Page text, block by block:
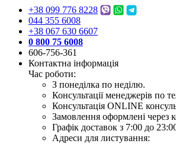
+38 099 776 8228
044 355 6008
+38 067 630 6607
0 800 75 6008
606-756-361
Контактна інформація
Час роботи:
З понеділка по неділю.
Консультації менеджерів по
Консультація ONLINE
Замовлення оформлені через
Графік доставок з 7:00 до
Адреси для листування: